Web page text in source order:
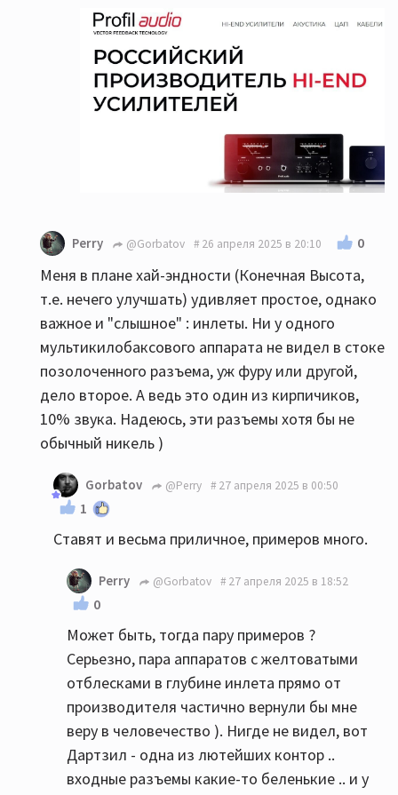
Perry @Gorbatov 26 апреля 2025 в 20:10 0
Меня в плане хай-эндности (Конечная Высота,
т.е. нечего улучшать) удивляет простое, однако
важное и "слышное" : инлеты. Ни у одного
мультикилобаксового аппарата не видел в стоке
позолоченного разъема, уж фуру или другой,
дело второе. А ведь это один из кирпичиков,
10% звука. Надеюсь, эти разъемы хотя бы не
обычный никель )
Gorbatov @Perry 27 апреля 2025 в 00:50
1
Ставят и весьма приличное, примеров много.
Perry @Gorbatov 27 апреля 2025 в 18:52
0
Может быть, тогда пару примеров ?
Серьезно, пара аппаратов с желтоватыми
отблесками в глубине инлета прямо от
производителя частично вернули бы мне
веру в человечество ). Нигде не видел, вот
Дартзил - одна из лютейших контор ..
входные разъемы какие-то беленькие .. и у